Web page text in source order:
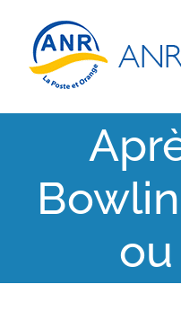
contenu